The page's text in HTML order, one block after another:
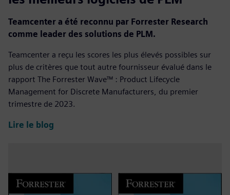
Teamcenter a été reconnu par Forrester Research
comme leader des solutions de PLM.
Teamcenter a reçu les scores les plus élevés possibles sur
plus de critères que tout autre fournisseur évalué dans le
rapport The Forrester Wave™ : Product Lifecycle
Management for Discrete Manufacturers, du premier
trimestre de 2023.
Lire le blog